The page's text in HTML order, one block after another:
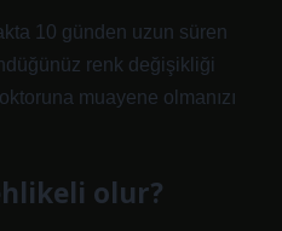
10 günden uzun süren
renk değişikliği
muayene olmanızı
olur?